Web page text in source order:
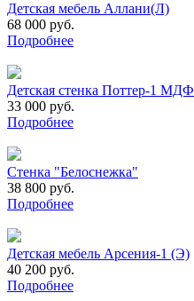
Детская мебель Аллани(Л)
68 000 руб.
Подробнее
Детская стенка Поттер-1 МДФ
33 000 руб.
Подробнее
Стенка "Белоснежка"
38 800 руб.
Подробнее
Детская мебель Арсения-1 (Э)
40 200 руб.
Подробнее